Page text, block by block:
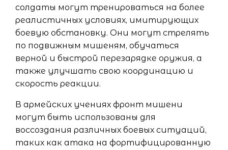
солдаты могут тренироваться на более
реалистичных условиях, имитирующих
боевую обстановку. Они могут стрелять
по подвижным мишеням, обучаться
верной и быстрой перезарядке оружия, а
также улучшать свою координацию и
скорость реакции.
В армейских учениях фронт мишени
могут быть использованы для
воссоздания различных боевых ситуаций,
таких как атака на фортифицированную